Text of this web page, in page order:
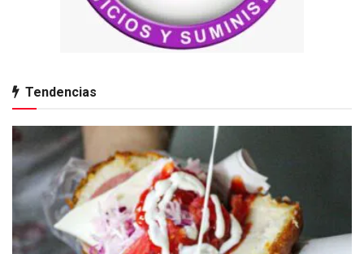
Tendencias